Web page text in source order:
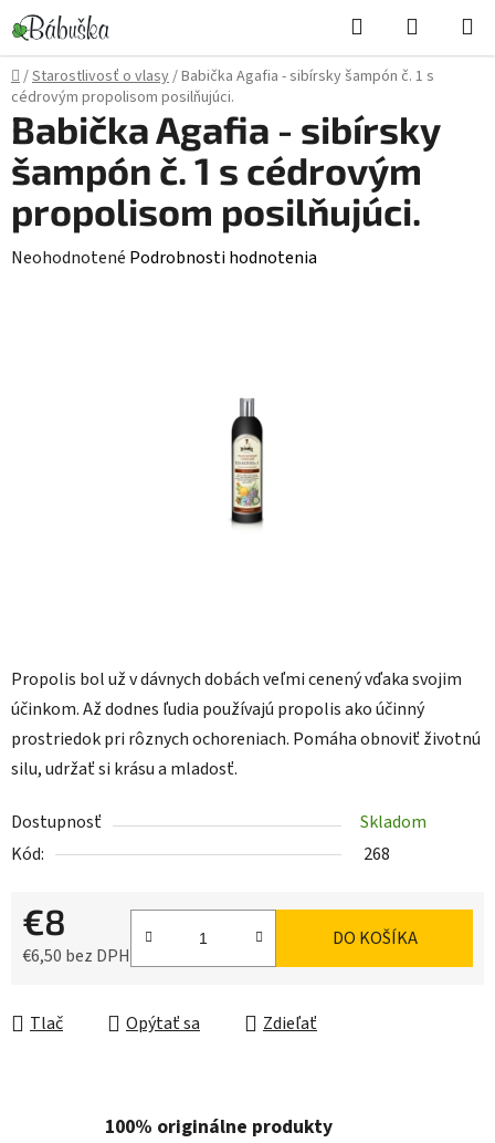
Prejsť
na
obsah
Hľadať
KOŠÍK
Domov
/Starostlivosť o vlasy/Babička Agafia - sibírsky šampón č. 1 s
cédrovým propolisom posilňujúci.
Propolis bol už v dávnych dobách veľmi cenený vďaka svojim
účinkom. Až dodnes ľudia používajú propolis ako účinný
prostriedok pri rôznych ochoreniach. Pomáha obnoviť životnú
silu, udržať si krásu a mladosť.
Dostupnosť
Skladom
Kód:
268
€8
€6,50 bez DPH
DO KOŠÍKA
Tlač Opýtať sa Zdieľať
Babička Agafia - sibírsky
šampón č. 1 s cédrovým
propolisom posilňujúci.
Priemerné
Neohodnotené Podrobnosti hodnotenia
100% originálne produkty